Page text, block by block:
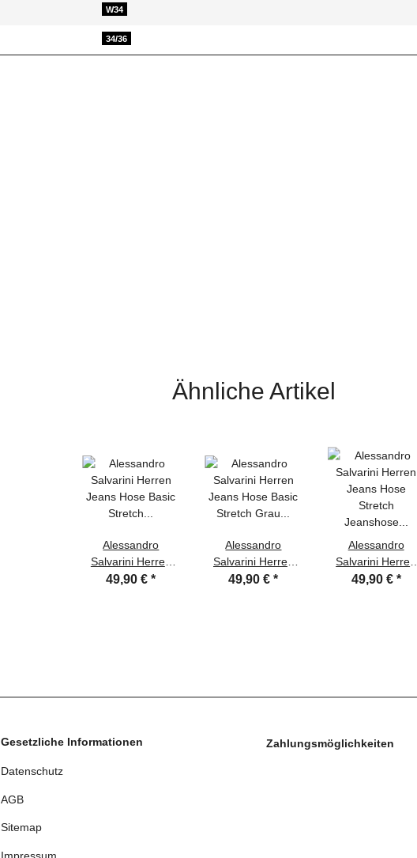
W34
34/36
Ähnliche Artikel
Alessandro
Salvarini Herren
Jeans Hose Basic
49,90 €*
Alessandro
Salvarini Herren
Jeans Hose Basic
49,90 €*
Alessandro
Salvarini Herren
Jeans Hose
49,90 € *
Gesetzliche Informationen
Datenschutz
AGB
Sitemap
Impressum
Zahlungsmöglichkeiten